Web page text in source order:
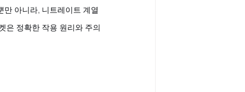
만 아니라, 니트레이트 계열
은 정확한 작용 원리와 주의